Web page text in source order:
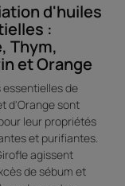
d'huiles
:
Thym,
et Orange
essentielles de
d'Orange sont
leur propriétés
et purifiantes.
agissent
de sébum et